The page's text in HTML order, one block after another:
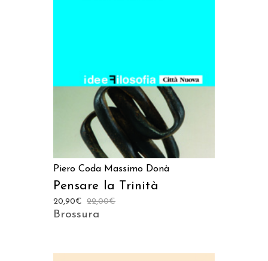
Piero Coda Massimo Donà
Pensare la Trinità
22,00€
20,90€
Brossura